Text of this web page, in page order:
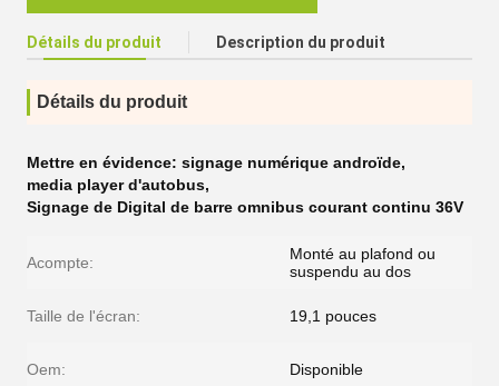
Détails du produit Description du produit
Détails du produit
Mettre en évidence: signage numérique androïde,
media player d'autobus,
Signage de Digital de barre omnibus courant continu 36V
Acompte:
Monté au plafond ou
suspendu au dos
Taille de l'écran: 19,1 pouces
Oem: Disponible